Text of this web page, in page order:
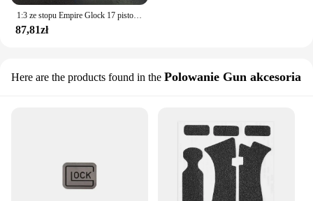
87,81zł
Here are the products found in the Polowanie Gun akcesoria